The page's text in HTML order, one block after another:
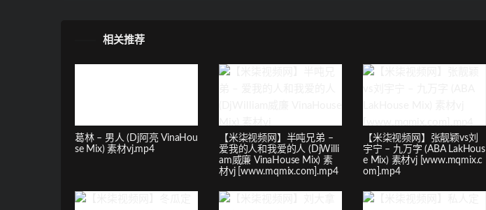
相关推荐
葛林 – 男人 (Dj阿亮 VinaHou
se Mix) 素材vj.mp4
【米柒视频网】半吨兄弟 –
爱我的人和我爱的人 (DjWilli
am威廉 VinaHouse Mix) 素
材vj [www.mqmix.com].mp4
【米柒视频网】张靓颖vs刘
宇宁 – 九万字 (ABA LakHous
e Mix) 素材vj [www.mqmix.c
om].mp4